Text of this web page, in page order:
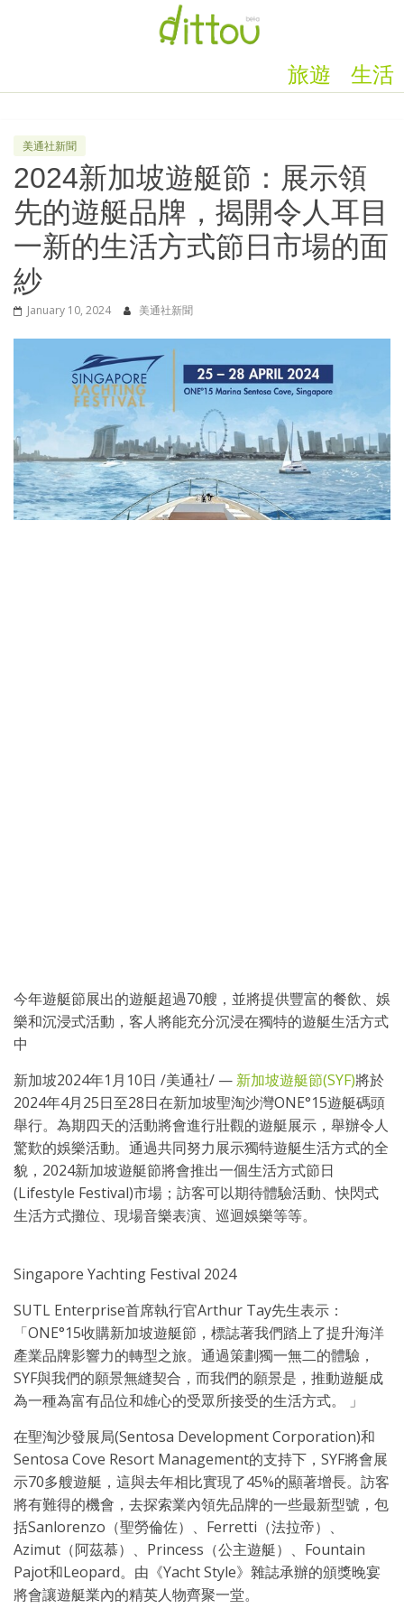
生活
旅遊
美通社新聞
2024新加坡遊艇節：展示領
先的遊艇品牌，揭開令人耳目
一新的生活方式節日市場的面
紗
January 10, 2024 美通社新聞
今年遊艇節展出的遊艇超過70艘，並將提供豐富的餐飲、娛
樂和沉浸式活動，客人將能充分沉浸在獨特的遊艇生活方式
中
新加坡2024年1月10日 /美通社/ — 新加坡遊艇節(SYF)將於
2024年4月25日至28日在新加坡聖淘沙灣ONE°15遊艇碼頭
舉行。為期四天的活動將會進行壯觀的遊艇展示，舉辦令人
驚歎的娛樂活動。通過共同努力展示獨特遊艇生活方式的全
貌，2024新加坡遊艇節將會推出一個生活方式節日
(Lifestyle Festival)市場；訪客可以期待體驗活動、快閃式
生活方式攤位、現場音樂表演、巡迴娛樂等等。
Singapore Yachting Festival 2024
SUTL Enterprise首席執行官Arthur Tay先生表示：
「ONE°15收購新加坡遊艇節，標誌著我們踏上了提升海洋
產業品牌影響力的轉型之旅。通過策劃獨一無二的體驗，
SYF與我們的願景無縫契合，而我們的願景是，推動遊艇成
為一種為富有品位和雄心的受眾所接受的生活方式。 」
在聖淘沙發展局(Sentosa Development Corporation)和
Sentosa Cove Resort Management的支持下，SYF將會展
示70多艘遊艇，這與去年相比實現了45%的顯著增長。訪客
將有難得的機會，去探索業內領先品牌的一些最新型號，包
括Sanlorenzo（聖勞倫佐）、Ferretti（法拉帝）、
Azimut（阿茲慕）、Princess（公主遊艇）、Fountain
Pajot和Leopard。由《Yacht Style》雜誌承辦的頒獎晚宴
將會讓遊艇業內的精英人物齊聚一堂。